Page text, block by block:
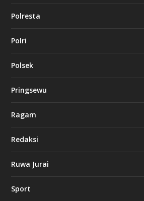
Polresta
Polri
Polsek
Pringsewu
Ragam
Redaksi
Ruwa Jurai
Sport